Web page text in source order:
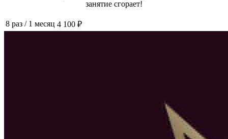
занятие сгорает!
8 раз / 1 месяц 4 100 ₽